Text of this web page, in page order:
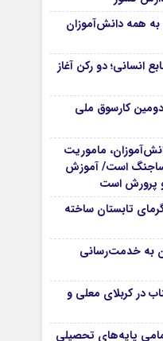
همه دانش‌آموزان
انسانی؛ دو رکن آغاز
دومین کارسوق ملی
ماموریت
است/ آموزش
پرورش است
تابستان ساخته
به خدمت‌رسانی
در کربلای معلی و
پایه‌های تحصیلی